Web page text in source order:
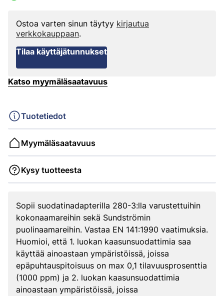
Ostoa varten sinun täytyy kirjautua
verkkokauppaan.
Tilaa käyttäjätunnukset
Katso myymäläsaatavuus
Tuotetiedot
Myymäläsaatavuus
Kysy tuotteesta
Sopii suodatinadapterilla 280-3:lla varustettuihin
kokonaamareihin sekä Sundströmin
puolinaamareihin. Vastaa EN 141:1990 vaatimuksia.
Huomioi, että 1. luokan kaasunsuodattimia saa
käyttää ainoastaan ympäristöissä, joissa
epäpuhtauspitoisuus on max 0,1 tilavuusprosenttia
(1000 ppm) ja 2. luokan kaasunsuodattimia
ainoastaan ympäristöissä, joissa